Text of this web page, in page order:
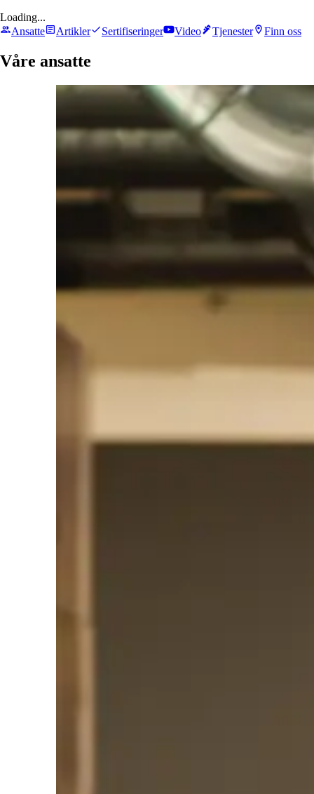
Loading...
Ansatte
Artikler Sertifiseringer Video Tjenester Finn oss
Våre ansatte